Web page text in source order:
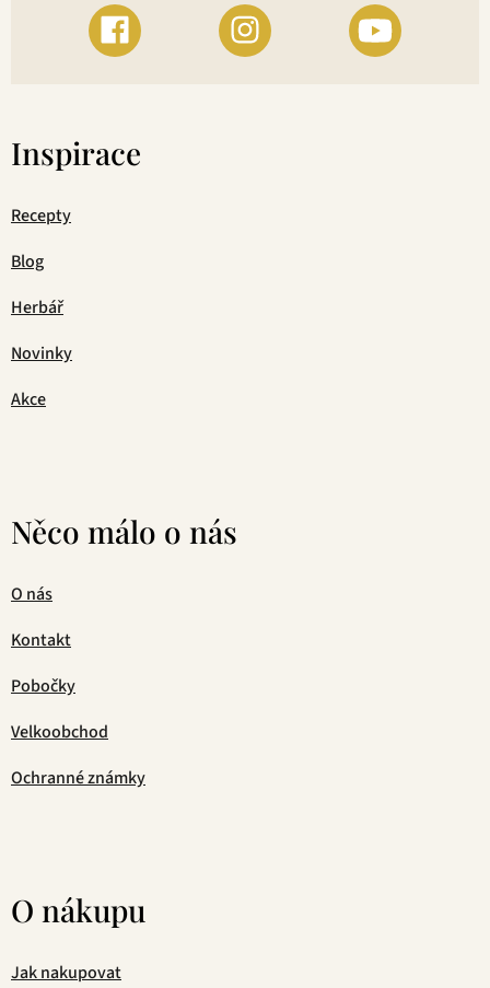
Inspirace
Recepty
Blog
Herbář
Novinky
Akce
Něco málo o nás
O nás
Kontakt
Pobočky
Velkoobchod
Ochranné známky
O nákupu
Jak nakupovat